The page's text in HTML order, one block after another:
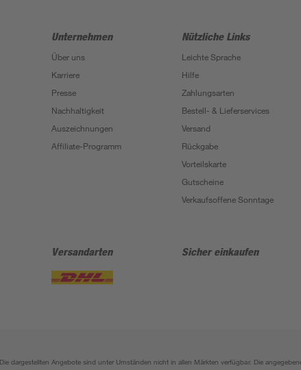
Unternehmen
Über uns
Karriere
Presse
Nachhaltigkeit
Auszeichnungen
Affiliate-Programm
Nützliche Links
Leichte Sprache
Hilfe
Zahlungsarten
Bestell- & Lieferservices
Versand
Rückgabe
Vorteilskarte
Gutscheine
Verkaufsoffene Sonntage
Versandarten Sicher einkaufen
dargestellten Angebote sind unter Umständen nicht in allen Märkten verfügbar. Die